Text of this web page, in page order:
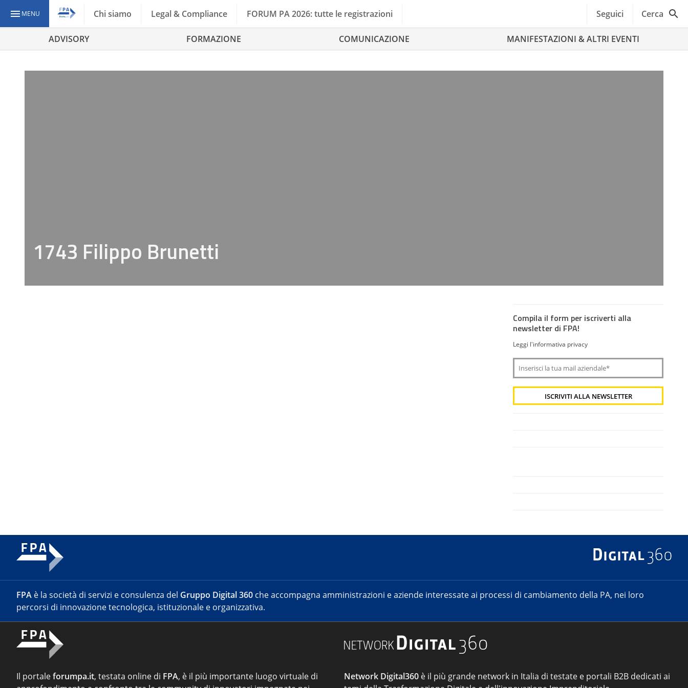
MENU Chi siamo Legal & Compliance FORUM PA 2026: tutte le registrazioni Seguici Cerca
ADVISORY FORMAZIONE COMUNICAZIONE MANIFESTAZIONI & ALTRI EVENTI
1743 Filippo Brunetti
Compila il form per iscriverti alla
newsletter di FPA!
Leggi l'informativa privacy
FPA è la società di servizi e consulenza del Gruppo Digital 360 che accompagna amministrazioni e aziende interessate ai processi di cambiamento della PA, nei loro
percorsi di innovazione tecnologica, istituzionale e organizzativa.
Il portaleforumpa.it, testata online di FPA, è il più importante luogo virtuale di
Network Digital360 è il più grande network in Italia di testate e portali B2B dedicati ai